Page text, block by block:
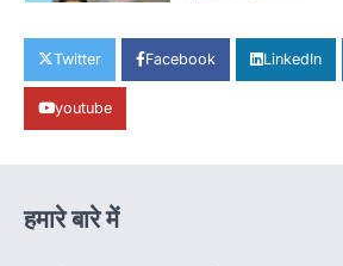
2
हमारे राज्य
Jagjit Singh Grewal
Twitter Facebook LinkedIn
youtube
हमारे बारे में